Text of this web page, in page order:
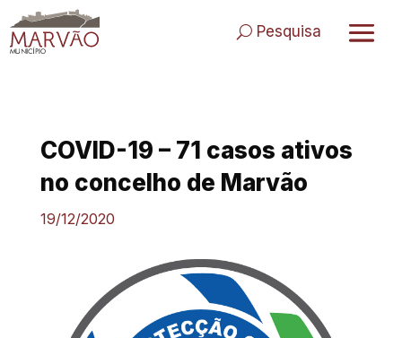
to
content
Pesquisa
COVID-19 – 71 casos ativos
no concelho de Marvão
19/12/2020